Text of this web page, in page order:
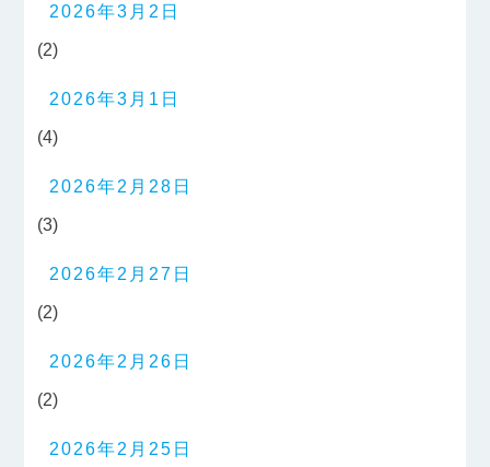
2026年3月2日
(2)
2026年3月1日
(4)
2026年2月28日
(3)
2026年2月27日
(2)
2026年2月26日
(2)
2026年2月25日